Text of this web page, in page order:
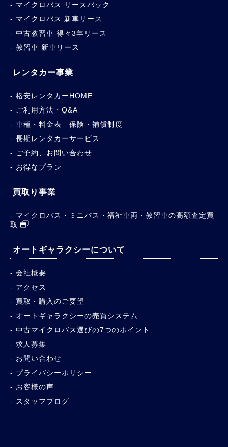
マイクロバス リースバック
マイクロバス 新車リース
中古教習車 得々3年リース
教習車 新車リース
レンタカー事業
格安レンタカーHOME
ご利用方法・Q&A
車種・料金表 保険・補償制度
長期レンタカーサービス
ご予約、お問い合わせ
お得なプラン
買取り事業
マイクロバス・ミニバス・福祉車両・教習車の高額査定買
取
オートギャラクシーについて
会社概要
アクセス
買取・購入のご要望
オートギャラクシーの売買システム
中古マイクロバス選びの7つのポイント
求人募集
お問い合わせ
プライバシーポリシー
お客様の声
スタッフブログ